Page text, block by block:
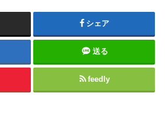
シェア
送る
feedly